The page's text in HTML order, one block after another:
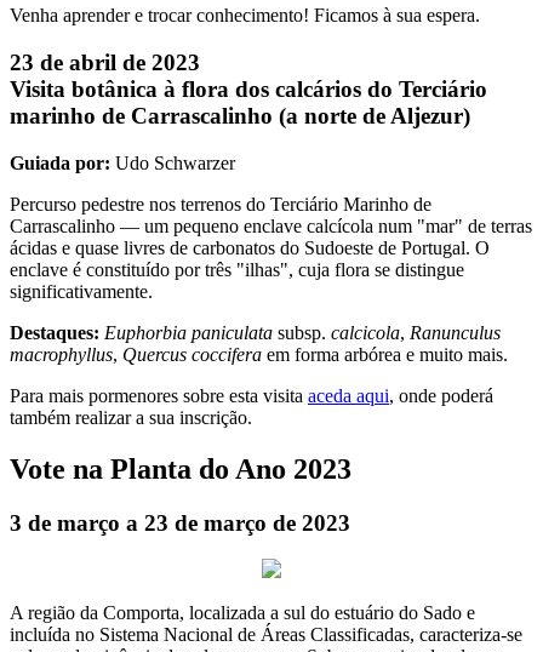
Venha aprender e trocar conhecimento! Ficamos à sua espera.
23 de abril de 2023
Visita botânica à flora dos calcários do Terciário
marinho de Carrascalinho (a norte de Aljezur)
Guiada por: Udo Schwarzer
Percurso pedestre nos terrenos do Terciário Marinho de
Carrascalinho — um pequeno enclave calcícola num "mar" de terras
ácidas e quase livres de carbonatos do Sudoeste de Portugal. O
enclave é constituído por três "ilhas", cuja flora se distingue
significativamente.
Destaques: Euphorbia paniculata subsp. calcicola, Ranunculus
macrophyllus, Quercus coccifera em forma arbórea e muito mais.
Para mais pormenores sobre esta visita aceda aqui, onde poderá
também realizar a sua inscrição.
Vote na Planta do Ano 2023
3 de março a 23 de março de 2023
A região da Comporta, localizada a sul do estuário do Sado e
incluída no Sistema Nacional de Áreas Classificadas, caracteriza-se